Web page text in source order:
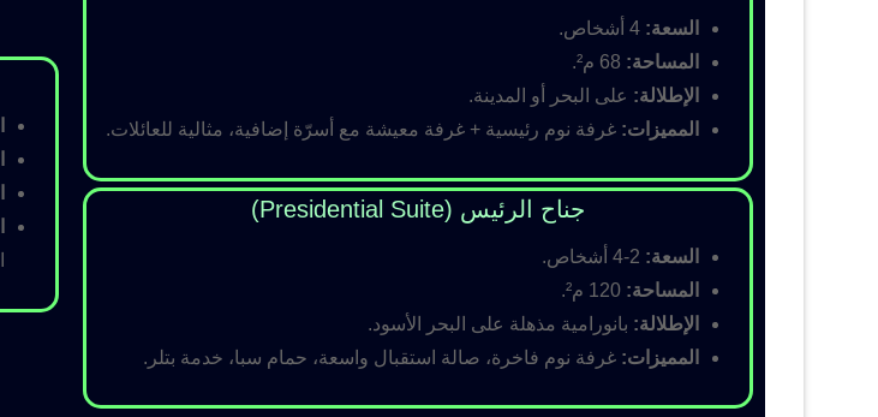
السعة:
المساحة:
الإطلالة: على البحر أو المدينة.
المميزات: غرفة نوم رئيسية + غرفة معيشة مع أسرّة إضافية، مثالية للعائلات.
جناح الرئيس (Presidential Suite)
السعة:
المساحة:
الإطلالة: بانورامية مذهلة على البحر الأسود.
المميزات: غرفة نوم فاخرة، صالة استقبال واسعة، حمام سبا، خدمة بتلر.